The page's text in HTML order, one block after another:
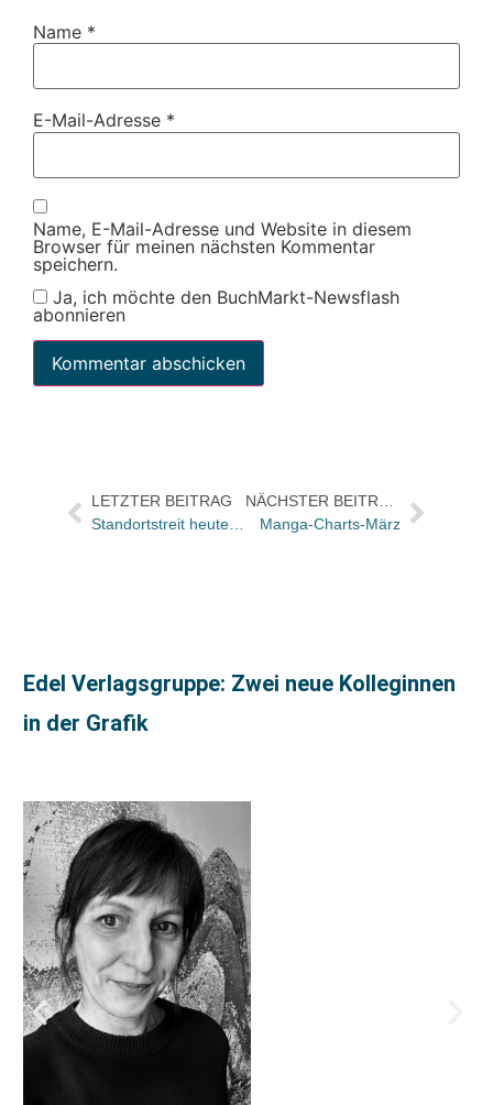
Name *
E-Mail-Adresse *
Name, E-Mail-Adresse und Website in diesem
Browser für meinen nächsten Kommentar
speichern.
Ja, ich möchte den BuchMarkt-Newsflash
abonnieren
LETZTER BEITRAG
Standortstreit heute gleich in vier Artikeln der SZ
Manga-Charts-März
Edel Verlagsgruppe: Zwei neue Kolleginnen
in der Grafik